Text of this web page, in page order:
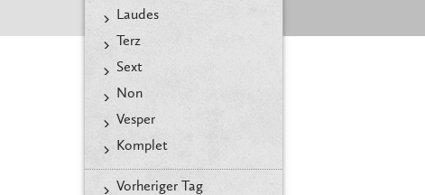
Laudes
Terz
Sext
Non
Vesper
Komplet
Vorheriger Tag